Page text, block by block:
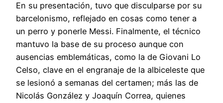
En su presentación, tuvo que disculparse por su
barcelonismo, reflejado en cosas como tener a
un perro y ponerle Messi. Finalmente, el técnico
mantuvo la base de su proceso aunque con
ausencias emblemáticas, como la de Giovani Lo
Celso, clave en el engranaje de la albiceleste que
se lesionó a semanas del certamen; más las de
Nicolás González y Joaquín Correa, quienes